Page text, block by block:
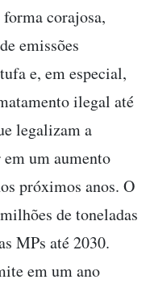
corajosa,
emissões
e, em especial,
ilegal até
legalizam a
um aumento
próximos anos. O
de toneladas
MPs até 2030.
em um ano